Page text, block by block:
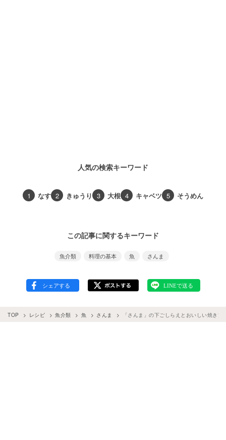
人気の検索キーワード
1 なす 2 きゅうり 3 大根 4 キャベツ 5 そうめん
この記事に関するキーワード
魚介類 料理の基本 魚 さんま
TOP レシピ 魚介類 魚 さんま 「さんま」の下ごしらえとおいしい焼き